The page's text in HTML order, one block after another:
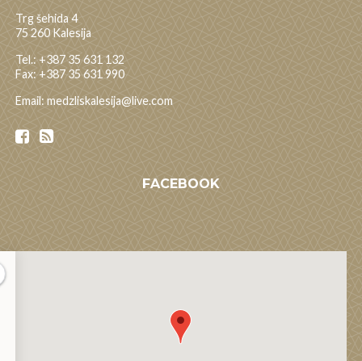
Trg šehida 4
75 260 Kalesija
Tel.: +387 35 631 132
Fax: +387 35 631 990
Email: medzliskalesija@live.com
FACEBOOK